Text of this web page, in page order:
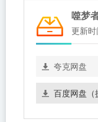
更新时
夸克网盘
百度网盘（